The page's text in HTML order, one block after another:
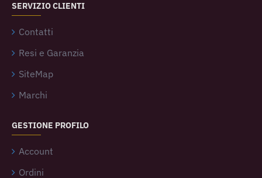
SERVIZIO CLIENTI
Contatti
Resi e Garanzia
SiteMap
Marchi
GESTIONE PROFILO
Account
Ordini